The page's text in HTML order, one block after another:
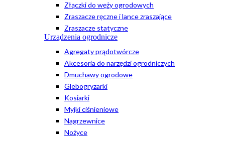
Złączki do węży ogrodowych
Zraszacze ręczne i lance zraszające
Zraszacze statyczne
Urządzenia ogrodnicze
Agregaty prądotwórcze
Akcesoria do narzędzi ogrodniczych
Dmuchawy ogrodowe
Glebogryzarki
Kosiarki
Myjki ciśnieniowe
Nagrzewnice
Nożyce